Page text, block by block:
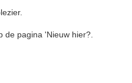
de pagina 'Nieuw hier?.